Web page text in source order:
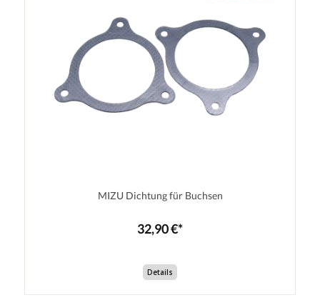
MIZU Dichtung für Buchsen
32,90 €*
Details